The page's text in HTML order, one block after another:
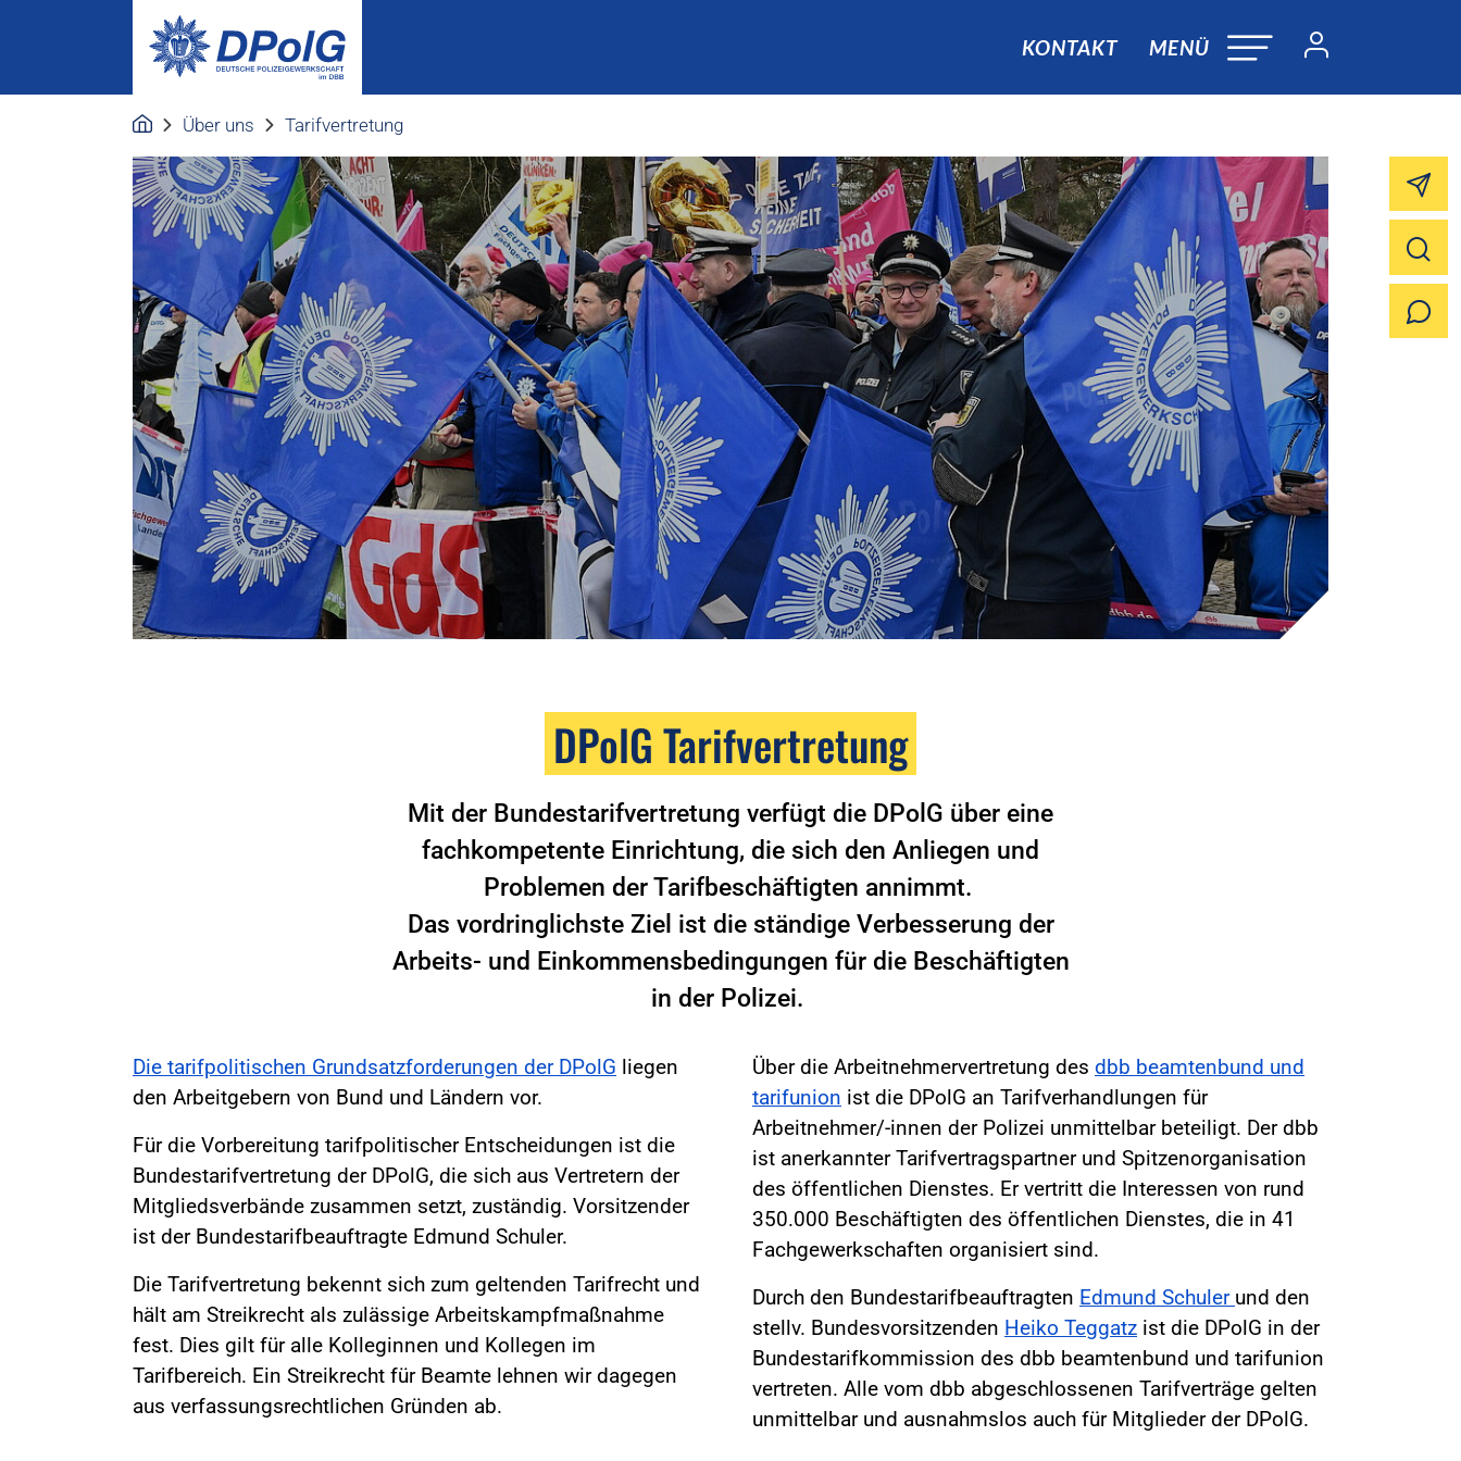
KONTAKT MENÜ
Über uns Tarifvertretung
DPolG Tarifvertretung
Mit der Bundestarifvertretung verfügt die DPolG über eine
fachkompetente Einrichtung, die sich den Anliegen und
Problemen der Tarifbeschäftigten annimmt.
Das vordringlichste Ziel ist die ständige Verbesserung der
Arbeits- und Einkommensbedingungen für die Beschäftigten
in der Polizei.
Die tarifpolitischen Grundsatzforderungen der DPolG liegen
den Arbeitgebern von Bund und Ländern vor.
Für die Vorbereitung tarifpolitischer Entscheidungen ist die
Bundestarifvertretung der DPolG, die sich aus Vertretern der
Mitgliedsverbände zusammen setzt, zuständig. Vorsitzender
ist der Bundestarifbeauftragte Edmund Schuler.
Die Tarifvertretung bekennt sich zum geltenden Tarifrecht und
hält am Streikrecht als zulässige Arbeitskampfmaßnahme
fest. Dies gilt für alle Kolleginnen und Kollegen im
Tarifbereich. Ein Streikrecht für Beamte lehnen wir dagegen
aus verfassungsrechtlichen Gründen ab.
Über die Arbeitnehmervertretung des dbb beamtenbund und
tarifunion ist die DPolG an Tarifverhandlungen für
Arbeitnehmer/-innen der Polizei unmittelbar beteiligt. Der dbb
ist anerkannter Tarifvertragspartner und Spitzenorganisation
des öffentlichen Dienstes. Er vertritt die Interessen von rund
350.000 Beschäftigten des öffentlichen Dienstes, die in 41
Fachgewerkschaften organisiert sind.
Durch den Bundestarifbeauftragten Edmund Schuler und den
stellv. Bundesvorsitzenden Heiko Teggatz ist die DPolG in der
Bundestarifkommission des dbb beamtenbund und tarifunion
vertreten. Alle vom dbb abgeschlossenen Tarifverträge gelten
unmittelbar und ausnahmslos auch für Mitglieder der DPolG.